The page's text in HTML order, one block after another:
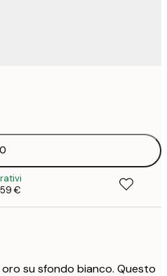
€
su sfondo bianco. Questo